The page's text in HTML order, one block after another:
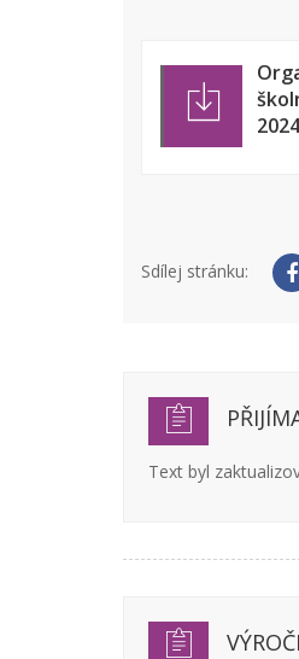
Sdílej stránku:
Text byl